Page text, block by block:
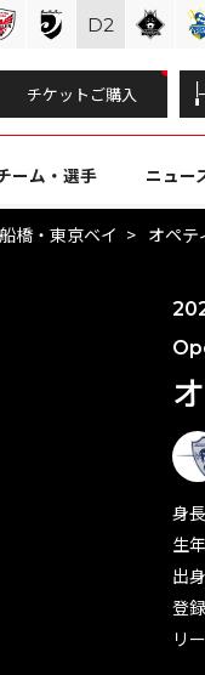
チケットご購入
ーム・選手 ニュー
橋・東京ベイ オペテ
身
生
出
登
リ
D2